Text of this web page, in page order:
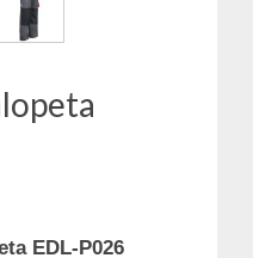
EDL-P026